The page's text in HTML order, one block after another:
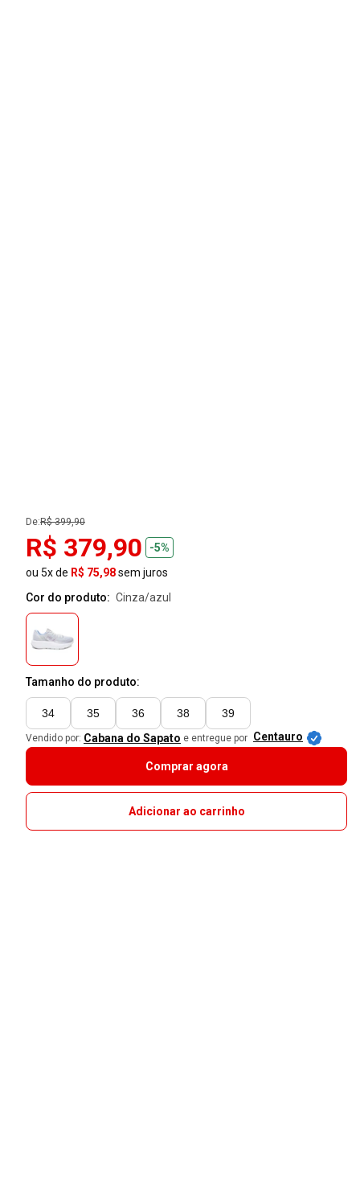
De:R$ 399,90
R$ 379,90
-5%
ou 5x de R$ 75,98sem juros
Cor do produto:
cinza/azul
Tamanho do produto:
34 35 36 38 39
Vendido por: Cabana do Sapato e entregue por Centauro
Comprar agora
Adicionar ao carrinho